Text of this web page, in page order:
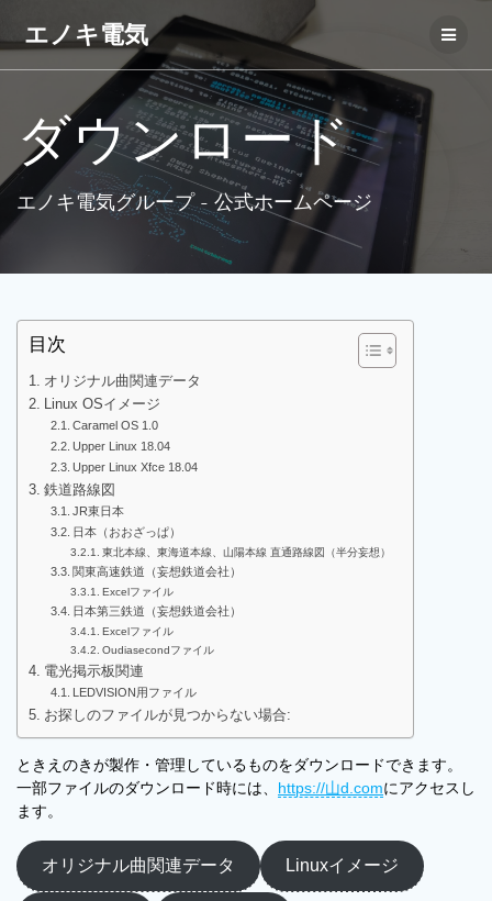
テ
キ
ッ
エノキ電気
ダウンロード
エノキ電気グループ - 公式ホームページ
目次
オリジナル曲関連データ
Linux OSイメージ
Caramel OS 1.0
Upper Linux 18.04
Upper Linux Xfce 18.04
鉄道路線図
JR東日本
日本（おおざっぱ）
東北本線、東海道本線、山陽本線 直通路線図（半分妄想）
関東高速鉄道（妄想鉄道会社）
Excelファイル
日本第三鉄道（妄想鉄道会社）
Excelファイル
Oudiasecondファイル
電光掲示板関連
LEDVISION用ファイル
お探しのファイルが見つからない場合:
ときえのきが製作・管理しているものをダウンロードできます。
一部ファイルのダウンロード時には、 https://山d.comにアクセスし
ます。
オリジナル曲関連データ Linuxイメージ